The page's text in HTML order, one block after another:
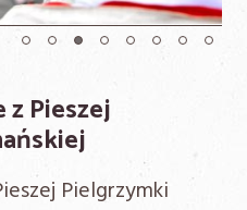
z Pieszej
Pielgrzymki